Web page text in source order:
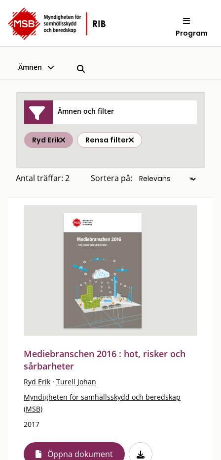
Program
Ämnen
Ämnen och filter
Ryd Erik Rensa filter
Antal träffar: 2 Sortera på:
Mediebranschen 2016 : hot, risker och
sårbarheter
Ryd Erik · Turell Johan
Myndigheten för samhällsskydd och beredskap
(MSB)
2017
Öppna dokument